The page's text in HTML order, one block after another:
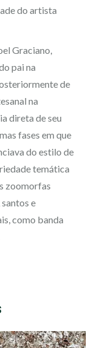
do artista
Graciano,
pai na
de
na
direta de seu
fases em que
do estilo de
temática
zoomorfas
e
como banda